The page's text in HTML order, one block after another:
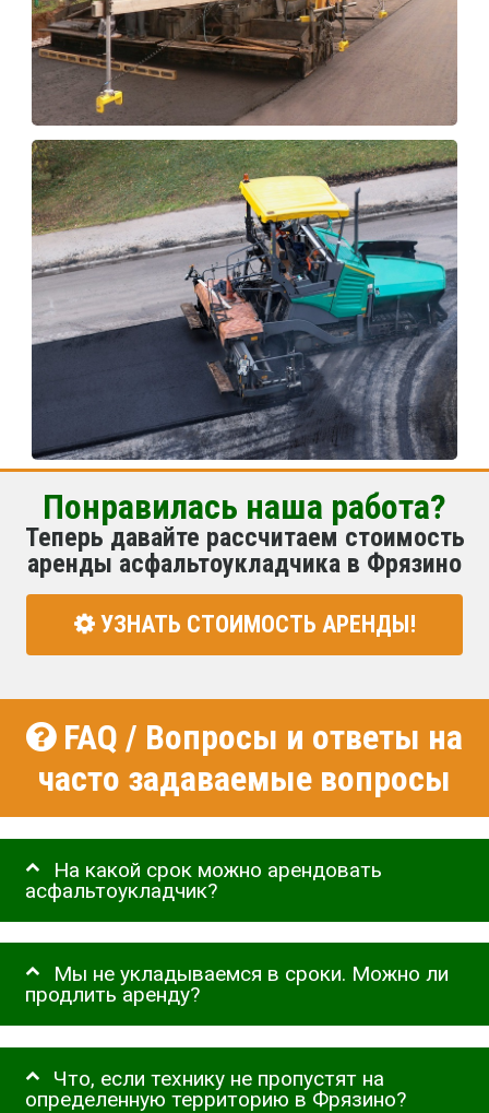
Понравилась наша работа?
Теперь давайте рассчитаем стоимость
аренды асфальтоукладчика в Фрязино
УЗНАТЬ СТОИМОСТЬ АРЕНДЫ!
FAQ / Вопросы и ответы на
часто задаваемые вопросы
На какой срок можно арендовать
асфальтоукладчик?
Мы не укладываемся в сроки. Можно ли
продлить аренду?
Что, если технику не пропустят на
определенную территорию в Фрязино?